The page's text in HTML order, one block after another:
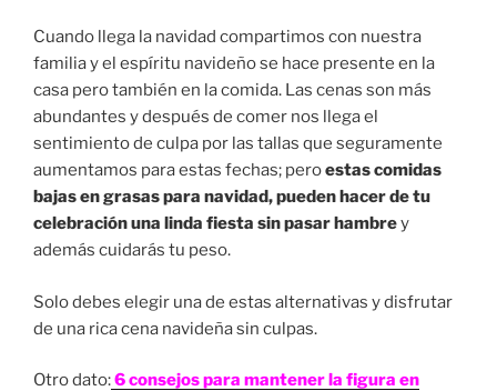
Cuando llega la navidad compartimos con nuestra
familia y el espíritu navideño se hace presente en la
casa pero también en la comida. Las cenas son más
abundantes y después de comer nos llega el
sentimiento de culpa por las tallas que seguramente
aumentamos para estas fechas; peroestas comidas
bajas en grasas para navidad, pueden hacer de tu
celebración una linda fiesta sin pasar hambrey
además cuidarás tu peso.
Solo debes elegir una de estas alternativas y disfrutar
de una rica cena navideña sin culpas.
Otro dato:6 consejos para mantener la figura en